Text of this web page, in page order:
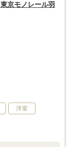
東京モノレール羽
洋室